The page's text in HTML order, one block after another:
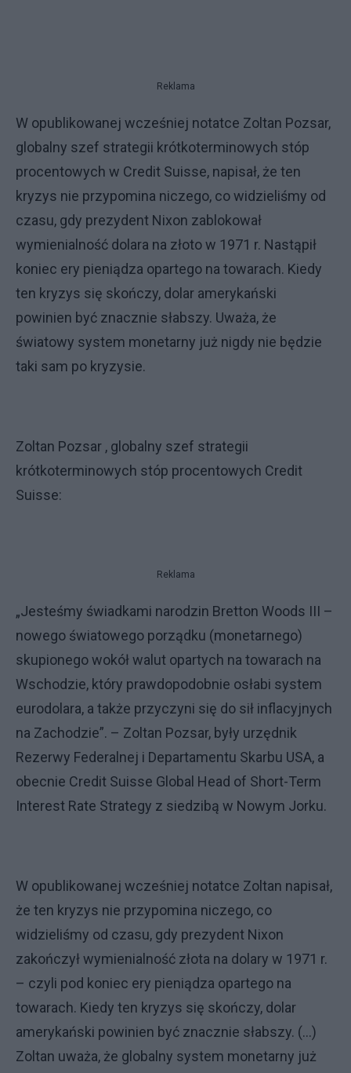
Reklama
W opublikowanej wcześniej notatce Zoltan Pozsar,
globalny szef strategii krótkoterminowych stóp
procentowych w Credit Suisse, napisał, że ten
kryzys nie przypomina niczego, co widzieliśmy od
czasu, gdy prezydent Nixon zablokował
wymienialność dolara na złoto w 1971 r. Nastąpił
koniec ery pieniądza opartego na towarach. Kiedy
ten kryzys się skończy, dolar amerykański
powinien być znacznie słabszy. Uważa, że ​​
światowy system monetarny już nigdy nie będzie
taki sam po kryzysie.
Zoltan Pozsar , globalny szef strategii
krótkoterminowych stóp procentowych Credit
Suisse:
Reklama
„Jesteśmy świadkami narodzin Bretton Woods III –
nowego światowego porządku (monetarnego)
skupionego wokół walut opartych na towarach na
Wschodzie, który prawdopodobnie osłabi system
eurodolara, a także przyczyni się do sił inflacyjnych
na Zachodzie”. – Zoltan Pozsar, były urzędnik
Rezerwy Federalnej i Departamentu Skarbu USA, a
obecnie Credit Suisse Global Head of Short-Term
Interest Rate Strategy z siedzibą w Nowym Jorku.
W opublikowanej wcześniej notatce Zoltan napisał,
że ten kryzys nie przypomina niczego, co
widzieliśmy od czasu, gdy prezydent Nixon
zakończył wymienialność złota na dolary w 1971 r.
– czyli pod koniec ery pieniądza opartego na
towarach. Kiedy ten kryzys się skończy, dolar
amerykański powinien być znacznie słabszy. (...)
Zoltan uważa, że globalny system monetarny już